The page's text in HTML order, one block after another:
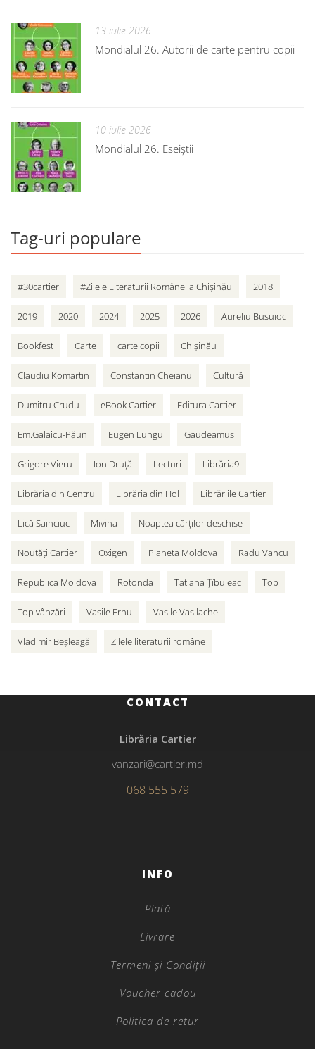
13 iulie 2026
Mondialul 26. Autorii de carte pentru copii
10 iulie 2026
Mondialul 26. Eseiștii
Tag-uri populare
#30cartier #Zilele Literaturii Române la Chișinău 2018
2019 2020 2024 2025 2026 Aureliu Busuioc
Bookfest Carte carte copii Chișinău
Claudiu Komartin Constantin Cheianu Cultură
Dumitru Crudu eBook Cartier Editura Cartier
Em.Galaicu-Păun Eugen Lungu Gaudeamus
Grigore Vieru Ion Druță Lecturi Librăria9
Librăria din Centru Librăria din Hol Librăriile Cartier
Lică Sainciuc Mivina Noaptea cărților deschise
Noutăți Cartier Oxigen Planeta Moldova Radu Vancu
Republica Moldova Rotonda Tatiana Țîbuleac Top
Top vânzări Vasile Ernu Vasile Vasilache
Vladimir Beșleagă Zilele literaturii române
CONTACT
Librăria Cartier
vanzari@cartier.md
068 555 579
INFO
Plată
Livrare
Termeni și Condiții
Voucher cadou
Politica de retur